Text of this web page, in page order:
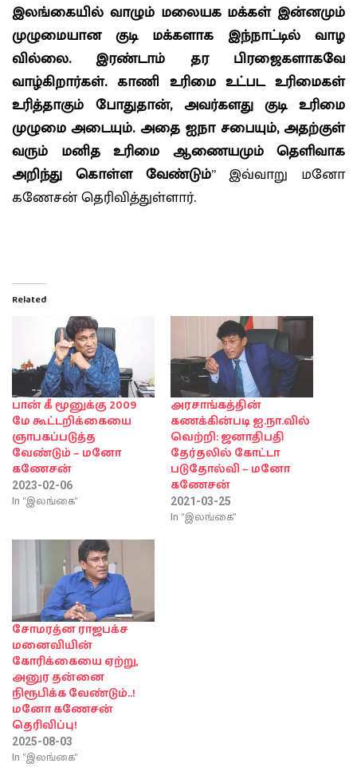
இலங்கையில் வாழும் மலையக மக்கள் இன்னமும்
முழுமையான குடி மக்களாக இந்நாட்டில் வாழ
வில்லை. இரண்டாம் தர பிரஜைகளாகவே
வாழ்கிறார்கள். காணி உரிமை உட்பட உரிமைகள்
உரித்தாகும் போதுதான், அவர்களது குடி உரிமை
முழுமை அடையும். அதை ஐநா சபையும், அதற்குள்
வரும் மனித உரிமை ஆணையமும் தெளிவாக
அறிந்து கொள்ள வேண்டும்” இவ்வாறு மனோ
கணேசன் தெரிவித்துள்ளார்.
Related
பான் கீ மூனுக்கு 2009
மே கூட்டறிக்கையை
ஞாபகப்படுத்த
வேண்டும் – மனோ
கணேசன்
2023-02-06
In "இலங்கை"
அரசாங்கத்தின்
கணக்கின்படி ஐ.நா.வில்
வெற்றி: ஜனாதிபதி
தேர்தலில் கோட்டா
படுதோல்வி – மனோ
கணேசன்
2021-03-25
In "இலங்கை"
சோமரத்ன ராஜபக்ச
மனைவியின்
கோரிக்கையை ஏற்று,
அனுர தன்னை
நிரூபிக்க வேண்டும்..!
மனோ கணேசன்
தெரிவிப்பு!
2025-08-03
In "இலங்கை"